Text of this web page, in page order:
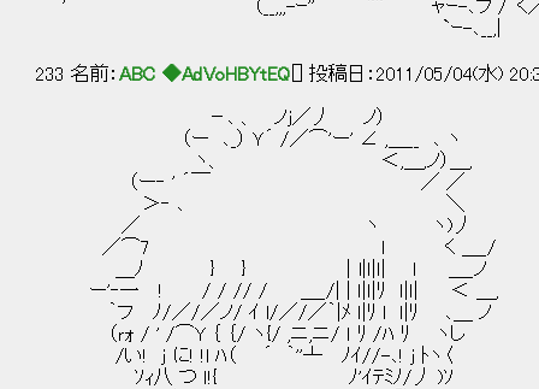
'´ （__,,,-ｰ'' ~~￣ ャｰ-､フ /´く／
`ｰ-､__,|
233 名前： ABC ◆AdVoHBYtEQ [] 投稿日：2011/05/04(水)
－､ 、 ノｊ／丿 ノ）
（ー ､_） Ｙ´ /／⌒'ー' ∠ ,＿__ ､ ヽ
ヽ、 ＜,＿,ノ）＿,
（ー‐ ' ´￣ ／ ／
＞‐ ､ ＼
／ ヽ ヽ)丿
／⌒7 ｌ く ＿_/
＿ﾉ } } ｜l|ｌ|ｌ| l ＿_ノ
ー'‐一 ! / / // / ＿_/| | ｌ|ｌ|ﾘ ｌ|ｌ| ＜ ＿,
｀フ ﾉ/／/／ノ/ ｲ l/／/／｀|ﾒ ｌ|ﾘ l ｌ|ﾘ ､＿ ノ
（ｒｫ / ' /⌒Y ｛ ｛/ ヽ{/ ,ニ,ニ/ ｌ ﾘ /ﾊ ﾘ ヽし
/い! ｊ に! !l ﾊ（ ´ ｀''┴ ﾉｲ//-､! ｊ ﾄヽ〈
ｿｨ八 つ ｌ!{ ﾉ'ｲﾃﾐﾉ/丿 )ｿ